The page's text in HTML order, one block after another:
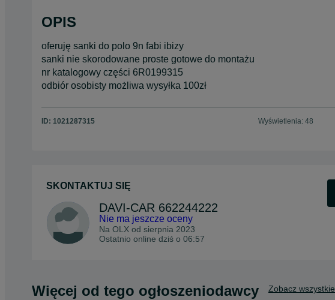
OPIS
oferuję sanki do polo 9n fabi ibizy
sanki nie skorodowane proste gotowe do montażu
nr katalogowy części 6R0199315
odbiór osobisty możliwa wysyłka 100zł
ID: 1021287315 Wyświetlenia: 48
SKONTAKTUJ SIĘ
DAVI-CAR 662244222
Nie ma jeszcze oceny
Na OLX od sierpnia 2023
Ostatnio online dziś o 06:57
Więcej od tego ogłoszeniodawcy Zobacz wszystkie